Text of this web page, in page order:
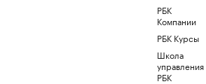
РБК
Компании
РБК Курсы
Школа
управления
РБК